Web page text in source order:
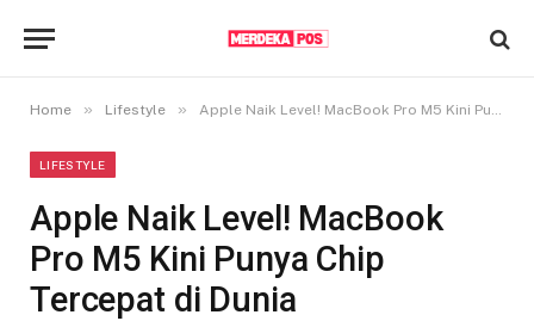
Home » Lifestyle » Apple Naik Level! MacBook Pro M5 Kini Punya Chip Tercepat di Dunia
LIFESTYLE
Apple Naik Level! MacBook
Pro M5 Kini Punya Chip
Tercepat di Dunia